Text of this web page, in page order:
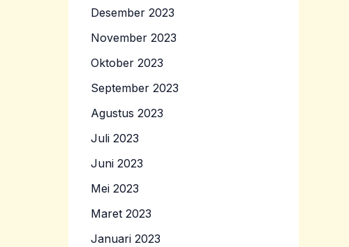
Desember 2023
November 2023
Oktober 2023
September 2023
Agustus 2023
Juli 2023
Juni 2023
Mei 2023
Maret 2023
Januari 2023